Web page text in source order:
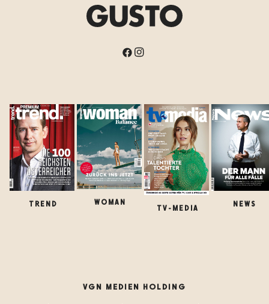
TREND WOMAN
TV-MEDIA
NEWS
VGN MEDIEN HOLDING